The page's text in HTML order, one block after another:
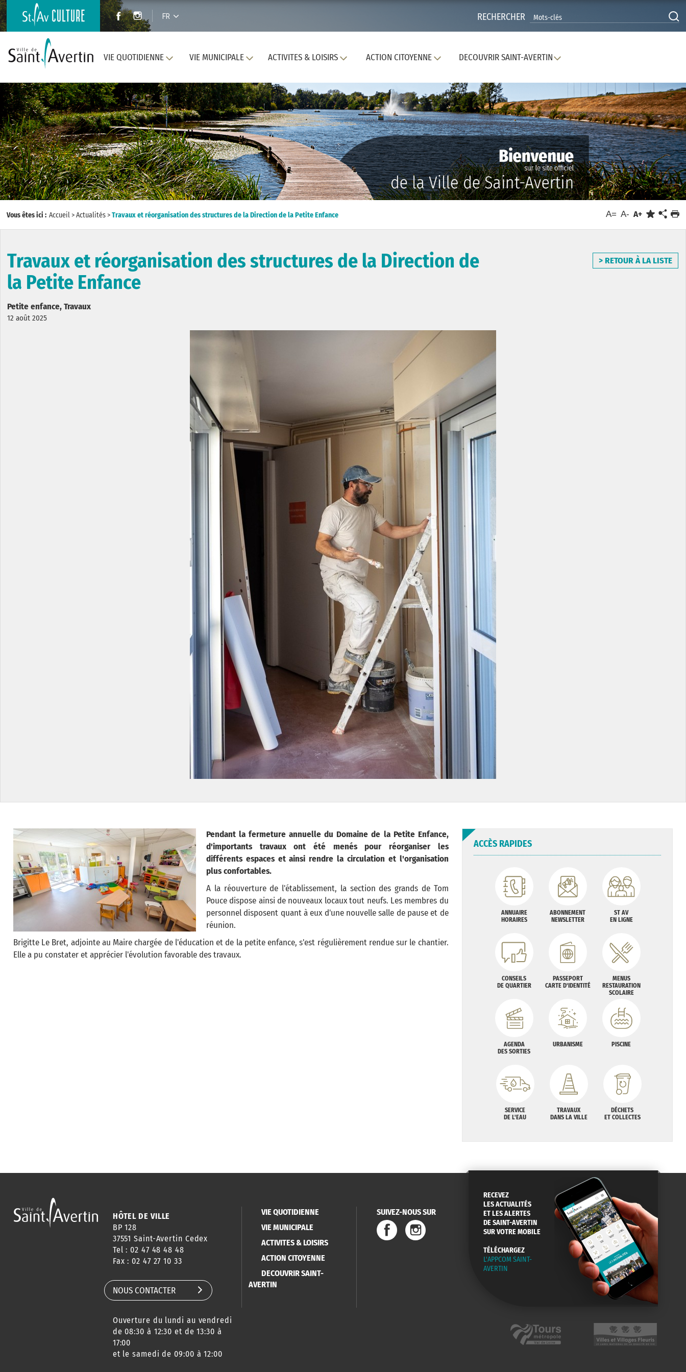
FR RECHERCHER
VIE QUOTIDIENNE VIE MUNICIPALE ACTIVITES & LOISIRS ACTION CITOYENNE DECOUVRIR SAINT-AVERTIN
Vous êtes ici : Accueil>Actualités>Travaux et réorganisation des structures de la Direction de la Petite Enfance A= A- A+
Travaux et réorganisation des structures de la Direction de
la Petite Enfance
> RETOUR À LA LISTE
Petite enfance, Travaux
12 août 2025
Pendant la fermeture annuelle du Domaine de la Petite Enfance,
d'importants travaux ont été menés pour réorganiser les
différents espaces et ainsi rendre la circulation et l'organisation
plus confortables.
A la réouverture de l'établissement, la section des grands de Tom
Pouce dispose ainsi de nouveaux locaux tout neufs. Les membres du
personnel disposent quant à eux d'une nouvelle salle de pause et de
réunion.
Brigitte Le Bret, adjointe au Maire chargée de l'éducation et de la petite enfance, s'est régulièrement rendue sur le chantier.
Elle a pu constater et apprécier l'évolution favorable des travaux.
ACCÈS RAPIDES
ANNUAIRE
HORAIRES
ABONNEMENT
NEWSLETTER
ST AV
EN LIGNE
CONSEILS
DE QUARTIER
PASSEPORT
CARTE D'IDENTITÉ
MENUS
RESTAURATION
SCOLAIRE
AGENDA
DES SORTIES
URBANISME PISCINE
SERVICE
DE L'EAU
TRAVAUX
DANS LA VILLE
DÉCHETS
ET COLLECTES
HÔTEL DE VILLE
BP 128
37551 Saint-Avertin Cedex
Tel : 02 47 48 48 48
Fax : 02 47 27 10 33
NOUS CONTACTER
Ouverture du lundi au vendredi
de 08:30 à 12:30 et de 13:30 à
17:00
et le samedi de 09:00 à 12:00
VIE QUOTIDIENNE
VIE MUNICIPALE
ACTIVITES & LOISIRS
ACTION CITOYENNE
DECOUVRIR SAINT-
AVERTIN
SUIVEZ-NOUS SUR
RECEVEZ
LES ACTUALITÉS
ET LES ALERTES
DE SAINT-AVERTIN
SUR VOTRE MOBILE
TÉLÉCHARGEZ
L'APPCOM SAINT-
AVERTIN